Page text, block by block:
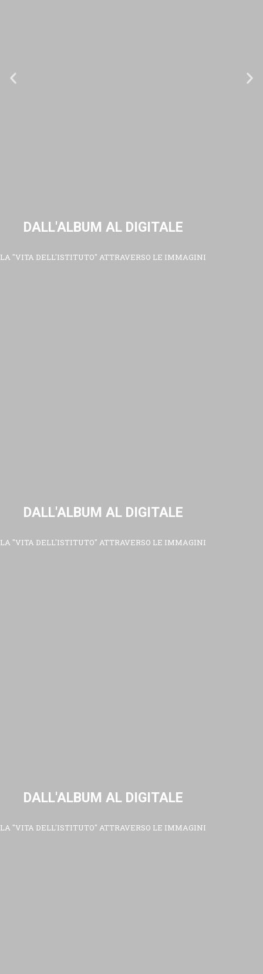
DALL'ALBUM AL DIGITALE
LA "VITA DELL'ISTITUTO" ATTRAVERSO LE IMMAGINI
DALL'ALBUM AL DIGITALE
LA "VITA DELL'ISTITUTO" ATTRAVERSO LE IMMAGINI
DALL'ALBUM AL DIGITALE
LA "VITA DELL'ISTITUTO" ATTRAVERSO LE IMMAGINI